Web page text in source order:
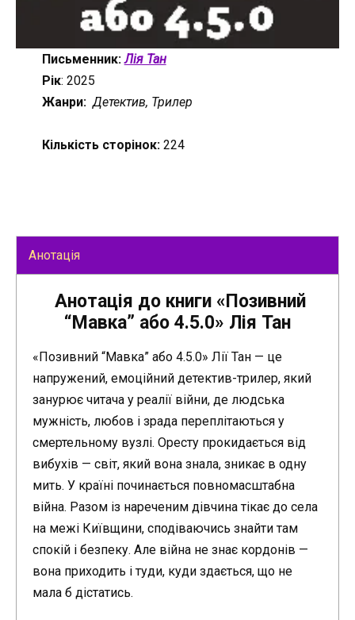
Письменник: Лія Тан
Рік: 2025
Жанри: Детектив, Трилер
Кількість сторінок:224
Анотація
Анотація до книги «Позивний
“Мавка” або 4.5.0» Лія Тан
«Позивний “Мавка” або 4.5.0» Лії Тан — це
напружений, емоційний детектив-трилер, який
занурює читача у реалії війни, де людська
мужність, любов і зрада переплітаються у
смертельному вузлі. Оресту прокидається від
вибухів — світ, який вона знала, зникає в одну
мить. У країні починається повномасштабна
війна. Разом із нареченим дівчина тікає до села
на межі Київщини, сподіваючись знайти там
спокій і безпеку. Але війна не знає кордонів —
вона приходить і туди, куди здається, що не
мала б дістатись.